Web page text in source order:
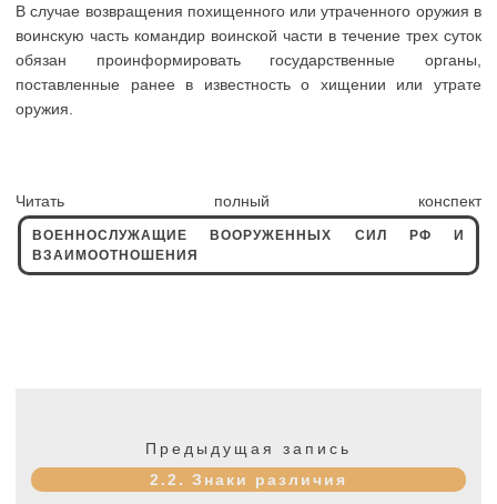
В случае возвращения похищенного или утраченного оружия в
воинскую часть командир воинской части в течение трех суток
обязан проинформировать государственные органы,
поставленные ранее в известность о хищении или утрате
оружия.
Читать полный конспект
ВОЕННОСЛУЖАЩИЕ ВООРУЖЕННЫХ СИЛ РФ И
ВЗАИМООТНОШЕНИЯ
Предыдущая запись
запись:
2.2. Знаки различия